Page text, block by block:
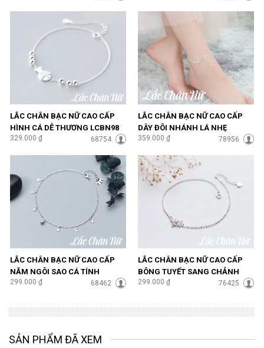
LẮC CHÂN BẠC NỮ CAO CẤP
HÌNH CÁ DỄ THƯƠNG LCBN98
329.000 ₫ 68754
LẮC CHÂN BẠC NỮ CAO CẤP
DÂY ĐÔI NHÁNH LÁ NHẸ
NHÀNG LCBN99
359.000 ₫ 78956
LẮC CHÂN BẠC NỮ CAO CẤP
NĂM NGÔI SAO CÁ TÍNH
LCBN100
299.000 ₫ 68462
LẮC CHÂN BẠC NỮ CAO CẤP
BÔNG TUYẾT SANG CHẢNH
LCBN102
299.000 ₫ 76425
SẢN PHẨM ĐÃ XEM